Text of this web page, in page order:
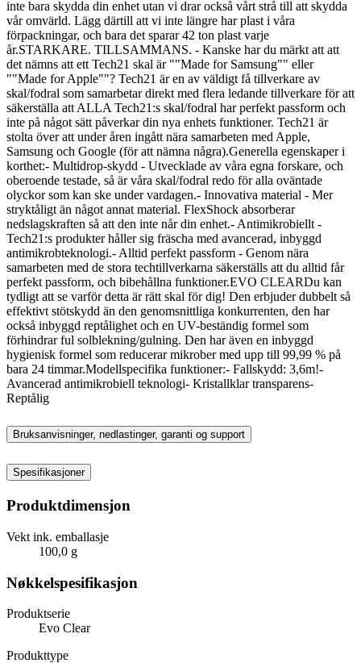
inte bara skydda din enhet utan vi drar också vårt strå till att skydda
vår omvärld. Lägg därtill att vi inte längre har plast i våra
förpackningar, och bara det sparar 42 ton plast varje
år.STARKARE. TILLSAMMANS. - Kanske har du märkt att att
det nämns att ett Tech21 skal är ""Made for Samsung"" eller
""Made for Apple""? Tech21 är en av väldigt få tillverkare av
skal/fodral som samarbetar direkt med flera ledande tillverkare för att
säkerställa att ALLA Tech21:s skal/fodral har perfekt passform och
inte på något sätt påverkar din nya enhets funktioner. Tech21 är
stolta över att under åren ingått nära samarbeten med Apple,
Samsung och Google (för att nämna några).Generella egenskaper i
korthet:- Multidrop-skydd - Utvecklade av våra egna forskare, och
oberoende testade, så är våra skal/fodral redo för alla oväntade
olyckor som kan ske under vardagen.- Innovativa material - Mer
stryktåligt än något annat material. FlexShock absorberar
nedslagskraften så att den inte når din enhet.- Antimikrobiellt -
Tech21:s produkter håller sig fräscha med avancerad, inbyggd
antimikrobteknologi.- Alltid perfekt passform - Genom nära
samarbeten med de stora techtillverkarna säkerställs att du alltid får
perfekt passform, och bibehållna funktioner.EVO CLEARDu kan
tydligt att se varför detta är rätt skal för dig! Den erbjuder dubbelt så
effektivt stötskydd än den genomsnittliga konkurrenten, den har
också inbyggd reptålighet och en UV-beständig formel som
förhindrar ful solblekning/gulning. Den har även en inbyggd
hygienisk formel som reducerar mikrober med upp till 99,99 % på
bara 24 timmar.Modellspecifika funktioner:- Fallskydd: 3,6m!-
Avancerad antimikrobiell teknologi- Kristallklar transparens-
Reptålig
Bruksanvisninger, nedlastinger, garanti og support
Spesifikasjoner
Produktdimensjon
Vekt ink. emballasje
100,0 g
Nøkkelspesifikasjon
Produktserie
Evo Clear
Produkttype